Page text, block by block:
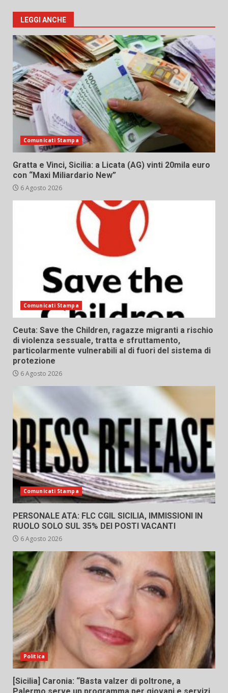
LEGGI ANCHE
Comunicati Stampa
Gratta e Vinci, Sicilia: a Licata (AG) vinti 20mila euro
con “Maxi Miliardario New”
6 Agosto 2026
Comunicati Stampa
Ceuta: Save the Children, ragazze migranti a rischio
di violenza sessuale, tratta e sfruttamento,
particolarmente vulnerabili al di fuori del sistema di
protezione
6 Agosto 2026
Comunicati Stampa
PERSONALE ATA: FLC CGIL SICILIA, IMMISSIONI IN
RUOLO SOLO SUL 35% DEI POSTI VACANTI
6 Agosto 2026
Politica
[Sicilia] Caronia: “Basta valzer di poltrone, a